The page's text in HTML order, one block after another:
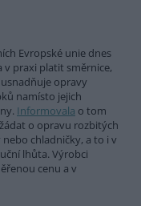
Evropské unie dnes
v praxi platit směrnice,
opravy
namísto jejich
Informovala o tom
o opravu rozbitých
chladničky, a to i v
lhůta. Výrobci
cenu a v